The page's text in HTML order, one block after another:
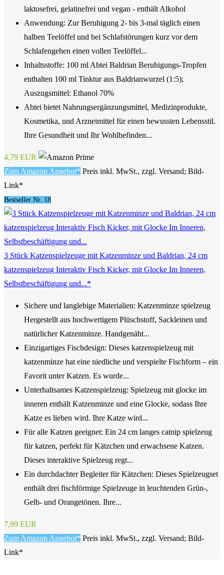
laktosefrei, gelatinefrei und vegan - enthält Alkohol
Anwendung: Zur Beruhigung 2- bis 3-mal täglich einen
halben Teelöffel und bei Schlafstörungen kurz vor dem
Schlafengehen einen vollen Teelöffel...
Inhaltsstoffe: 100 ml Abtei Baldrian Beruhigungs-Tropfen
enthalten 100 ml Tinktur aus Baldrianwurzel (1:5);
Auszugsmittel: Ethanol 70%
Abtei bietet Nahrungsergänzungsmittel, Medizinprodukte,
Kosmetika, und Arzneimittel für einen bewussten Lebensstil.
Ihre Gesundheit und Ihr Wohlbefinden...
4,79 EUR
Zum Amazon Angebot* Preis inkl. MwSt., zzgl. Versand; Bild-
Link*
Bestseller Nr. 18
3 Stück Katzenspielzeuge mit Katzenminze und Baldrian, 24 cm
katzenspielzeug Interaktiv Fisch Kicker, mit Glocke Im Inneren,
Selbstbeschäftigung und...*
Sichere und langlebige Materialien: Katzenminze spielzeug
Hergestellt aus hochwertigem Plüschstoff, Sackleinen und
natürlicher Katzenminze. Handgenäht...
Einzigartiges Fischdesign: Dieses katzenspielzeug mit
katzenminze hat eine niedliche und verspielte Fischform – ein
Favorit unter Katzen. Es wurde...
Unterhaltsames Katzenspielzeug: Spielzeug mit glocke im
inneren enthält Katzenminze und eine Glocke, sodass Ihre
Katze es lieben wird. Ihre Katze wird...
Für alle Katzen geeignet: Ein 24 cm langes catnip spielzeug
für katzen, perfekt für Kätzchen und erwachsene Katzen.
Dieses interaktive Spielzeug regt...
Ein durchdachter Begleiter für Kätzchen: Dieses Spielzeugset
enthält drei fischförmige Spielzeuge in leuchtenden Grün-,
Gelb- und Orangetönen. Ihre...
7,99 EUR
Zum Amazon Angebot* Preis inkl. MwSt., zzgl. Versand; Bild-
Link*